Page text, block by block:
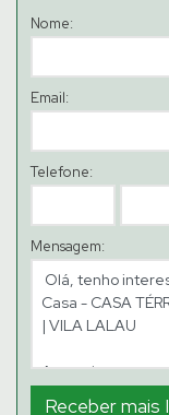
Nome:
Email:
Telefone:
Mensagem: